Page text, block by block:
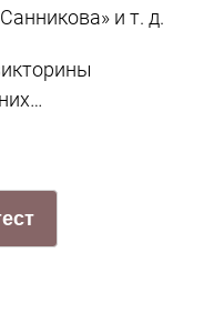
и т. д.